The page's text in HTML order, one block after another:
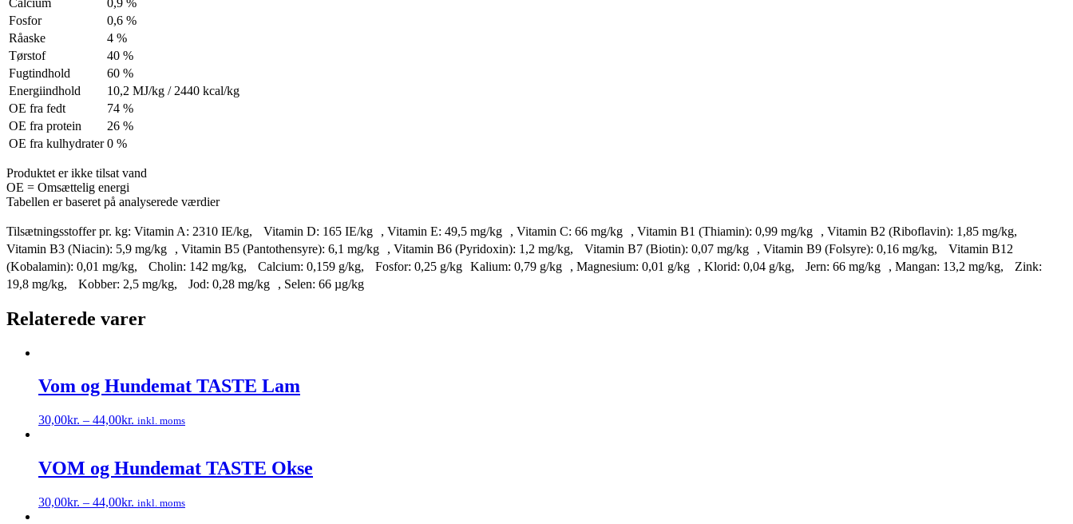
Fosfor
0,6 %
Råaske
4 %
Tørstof
40 %
Fugtindhold
60 %
Energiindhold
10,2 MJ/kg / 2440 kcal/kg
OE fra fedt
74 %
OE fra protein
26 %
OE fra kulhydrater 0 %
Produktet er ikke tilsat vand
OE = Omsættelig energi
Tabellen er baseret på analyserede værdier
Tilsætningsstoffer pr. kg: Vitamin A: 2310 IE/kg, Vitamin D: 165 IE/kg , Vitamin E: 49,5 mg/kg , Vitamin C: 66 mg/kg , Vitamin B1 (Thiamin): 0,99 mg/kg , Vitamin B2 (Riboflavin): 1,85 mg/kg,
Vitamin B3 (Niacin): 5,9 mg/kg , Vitamin B5 (Pantothensyre): 6,1 mg/kg , Vitamin B6 (Pyridoxin): 1,2 mg/kg, Vitamin B7 (Biotin): 0,07 mg/kg , Vitamin B9 (Folsyre): 0,16 mg/kg, Vitamin B12
(Kobalamin): 0,01 mg/kg, Cholin: 142 mg/kg, Calcium: 0,159 g/kg, Fosfor: 0,25 g/kg Kalium: 0,79 g/kg , Magnesium: 0,01 g/kg , Klorid: 0,04 g/kg, Jern: 66 mg/kg , Mangan: 13,2 mg/kg, Zink:
19,8 mg/kg, Kobber: 2,5 mg/kg, Jod: 0,28 mg/kg , Selen: 66 µg/kg
Relaterede varer
Vom og Hundemat TASTE Lam
30,00kr. – 44,00kr. inkl. moms
har
flere
Mulighederne
VOM og Hundemat TASTE Okse
30,00kr. – 44,00kr. inkl. moms